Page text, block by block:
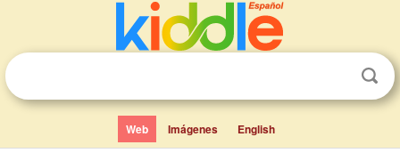
Web Imágenes English